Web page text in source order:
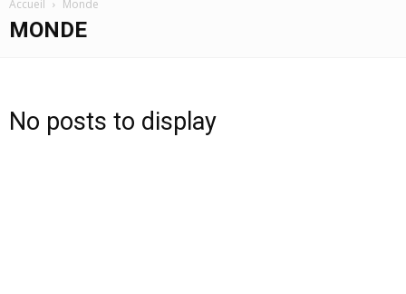
Accueil Monde
MONDE
No posts to display